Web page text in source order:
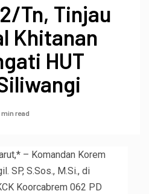
Tn, Tinjau
Khitanan
HUT
min read
– Komandan Korem
SP, S.Sos., M.Si., di
Koorcabrem 062 PD